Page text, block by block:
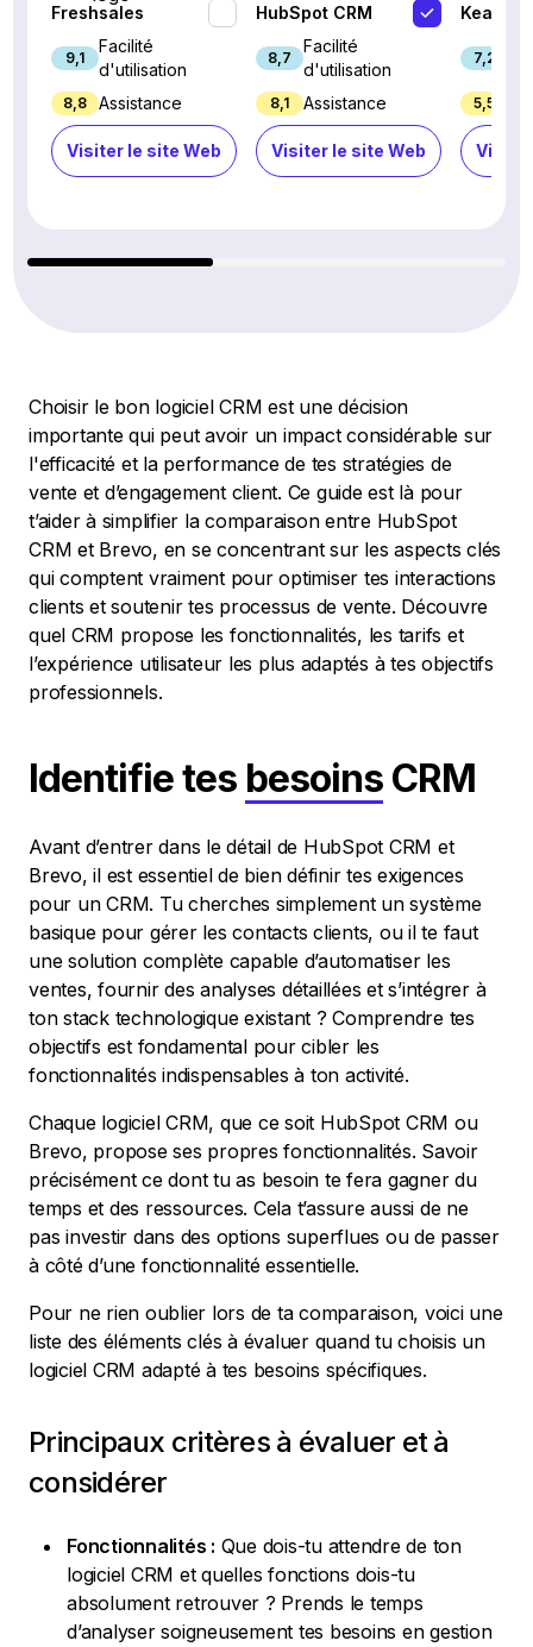
Freshsales
9,1
Facilité
d'utilisation
8,8 Assistance
Visiter le site Web
HubSpot CRM
8,7
Facilité
d'utilisation
8,1 Assistance
Visiter le site Web
Keap
7,2
5,5
Choisir le bon logiciel CRM est une décision
importante qui peut avoir un impact considérable sur
l'efficacité et la performance de tes stratégies de
vente et d’engagement client. Ce guide est là pour
t’aider à simplifier la comparaison entre HubSpot
CRM et Brevo, en se concentrant sur les aspects clés
qui comptent vraiment pour optimiser tes interactions
clients et soutenir tes processus de vente. Découvre
quel CRM propose les fonctionnalités, les tarifs et
l’expérience utilisateur les plus adaptés à tes objectifs
professionnels.
Identifie tes besoins CRM
Avant d’entrer dans le détail de HubSpot CRM et
Brevo, il est essentiel de bien définir tes exigences
pour un CRM. Tu cherches simplement un système
basique pour gérer les contacts clients, ou il te faut
une solution complète capable d’automatiser les
ventes, fournir des analyses détaillées et s’intégrer à
ton stack technologique existant ? Comprendre tes
objectifs est fondamental pour cibler les
fonctionnalités indispensables à ton activité.
Chaque logiciel CRM, que ce soit HubSpot CRM ou
Brevo, propose ses propres fonctionnalités. Savoir
précisément ce dont tu as besoin te fera gagner du
temps et des ressources. Cela t’assure aussi de ne
pas investir dans des options superflues ou de passer
à côté d’une fonctionnalité essentielle.
Pour ne rien oublier lors de ta comparaison, voici une
liste des éléments clés à évaluer quand tu choisis un
logiciel CRM adapté à tes besoins spécifiques.
Principaux critères à évaluer et à
considérer
Fonctionnalités : Que dois-tu attendre de ton
logiciel CRM et quelles fonctions dois-tu
absolument retrouver ? Prends le temps
d’analyser soigneusement tes besoins en gestion